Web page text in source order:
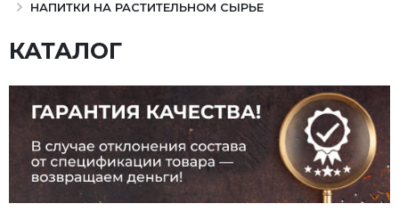
НАПИТКИ НА РАСТИТЕЛЬНОМ СЫРЬЕ
КАТАЛОГ